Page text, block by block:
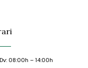
08:00h – 14:00h